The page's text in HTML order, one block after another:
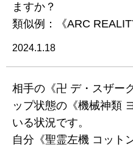
ますか？
類似例：《ARC
2024.1.18
相手の《卍 デ・スザー
ップ状態の《機械神類
いる状況です。
自分《聖霊左機 コット